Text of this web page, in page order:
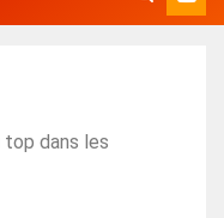
top dans les